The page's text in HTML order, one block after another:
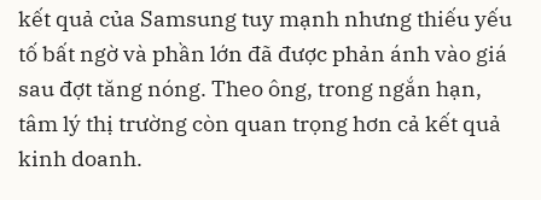
kết quả của Samsung tuy mạnh nhưng thiếu yếu
tố bất ngờ và phần lớn đã được phản ánh vào giá
sau đợt tăng nóng. Theo ông, trong ngắn hạn,
tâm lý thị trường còn quan trọng hơn cả kết quả
kinh doanh.